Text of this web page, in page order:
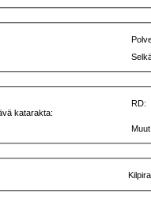
katarakta:
RD: